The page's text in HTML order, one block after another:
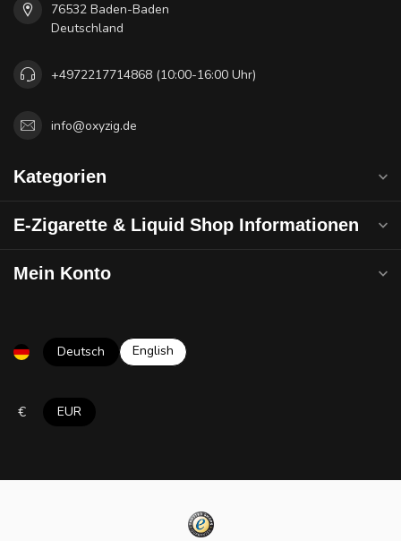
76532 Baden-Baden
Deutschland
+4972217714868 (10:00-16:00 Uhr)
info@oxyzig.de
Kategorien
E-Zigarette & Liquid Shop Informationen
Mein Konto
Deutsch English
€ EUR